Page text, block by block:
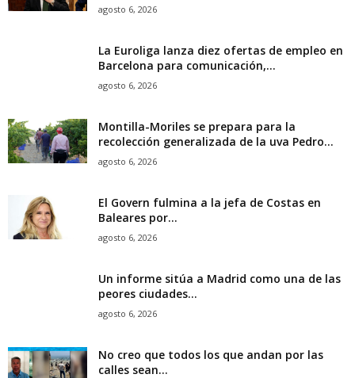
agosto 6, 2026
La Euroliga lanza diez ofertas de empleo en
Barcelona para comunicación,...
agosto 6, 2026
Montilla-Moriles se prepara para la
recolección generalizada de la uva Pedro...
agosto 6, 2026
El Govern fulmina a la jefa de Costas en
Baleares por...
agosto 6, 2026
Un informe sitúa a Madrid como una de las
peores ciudades...
agosto 6, 2026
No creo que todos los que andan por las
calles sean...